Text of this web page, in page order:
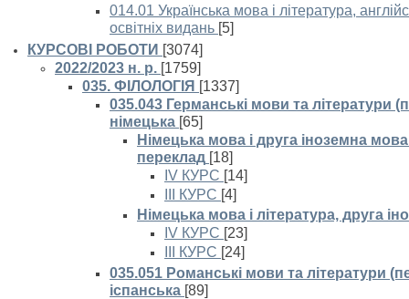
014.01 Українська мова і література,
освітніх видань [5]
КУРСОВІ РОБОТИ [3074]
2022/2023 н. р. [1759]
035. ФІЛОЛОГІЯ [1337]
035.043 Германські мови та літератури
німецька [65]
Німецька мова і друга іноземна
переклад [18]
ІV КУРС [14]
ІІІ КУРС [4]
Німецька мова і література, друга
ІV КУРС [23]
ІІІ КУРС [24]
035.051 Романські мови та літератури
іспанська [89]